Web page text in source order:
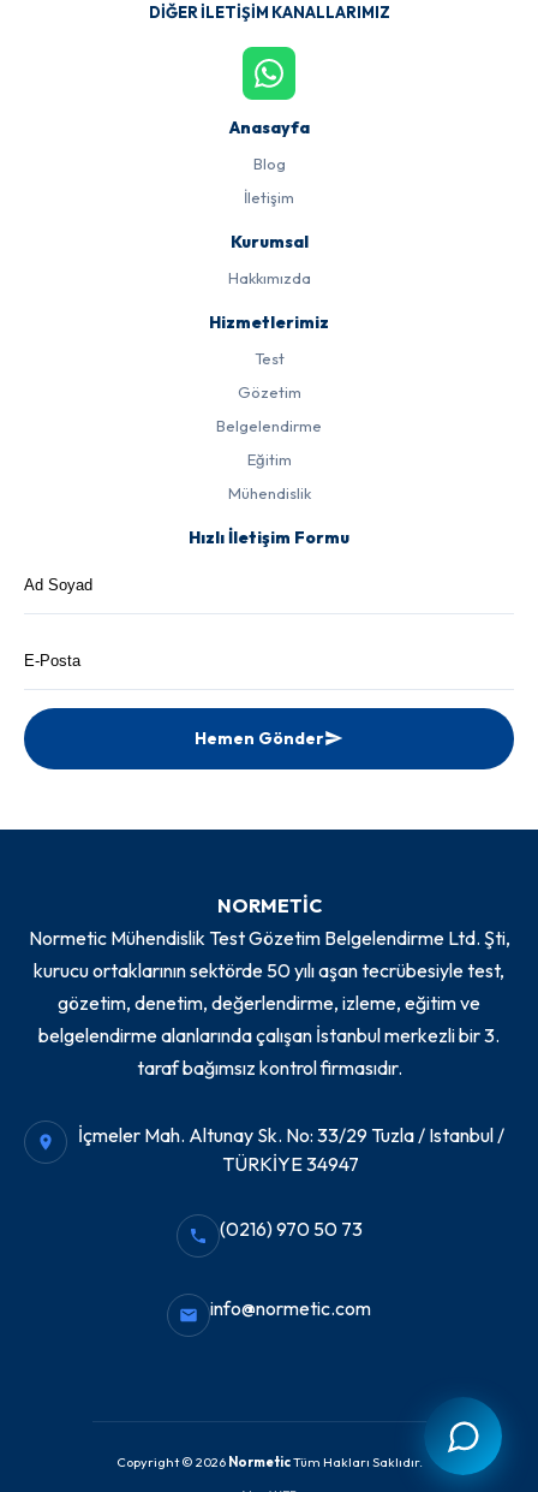
DIĞER İLETIŞIM KANALLARIMIZ
Anasayfa
Blog
İletişim
Kurumsal
Hakkımızda
Hizmetlerimiz
Test
Gözetim
Belgelendirme
Eğitim
Mühendislik
Hızlı İletişim Formu
Hemen Gönder
NORMETİC
Normetic Mühendislik Test Gözetim Belgelendirme Ltd. Şti,
kurucu ortaklarının sektörde 50 yılı aşan tecrübesiyle test,
gözetim, denetim, değerlendirme, izleme, eğitim ve
belgelendirme alanlarında çalışan İstanbul merkezli bir 3.
taraf bağımsız kontrol firmasıdır.
İçmeler Mah. Altunay Sk. No: 33/29 Tuzla / Istanbul /
TÜRKİYE 34947
(0216) 970 50 73
info@normetic.com
Copyright © 2026 NormeticTüm Hakları Saklıdır.